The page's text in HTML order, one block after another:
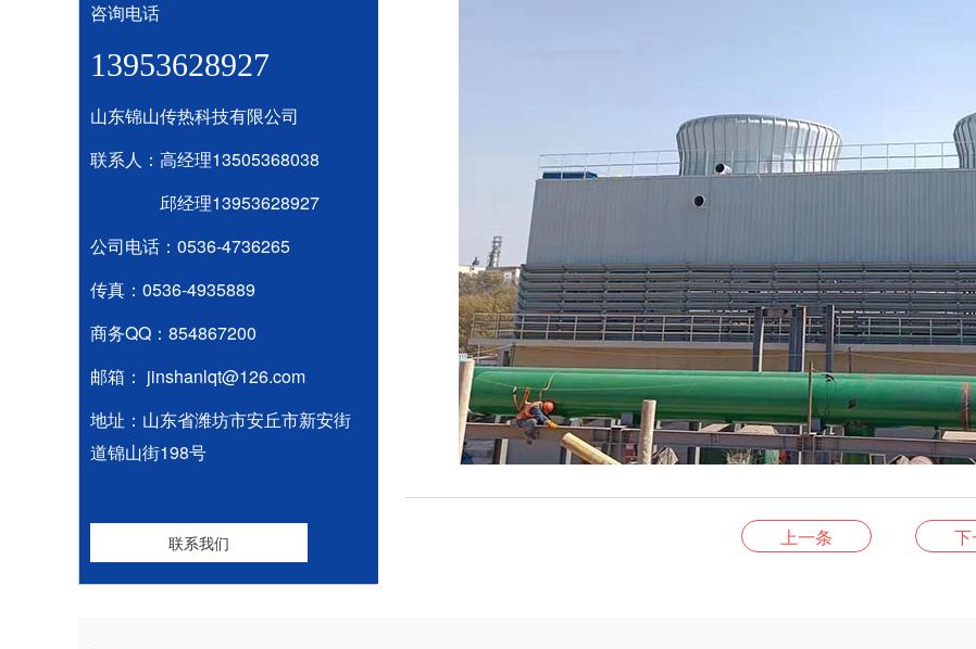
咨询电话
13953628927
山东锦山传热科技有限公司
联系人：高经理13505368038
邱经理13953628927
公司电话：0536-4736265
传真：0536-4935889
商务QQ：854867200
邮箱： jinshanlqt@126.com
地址：山东省潍坊市安丘市新安街
道锦山街198号
联系我们 上一条 下